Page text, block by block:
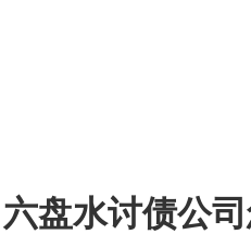
六盘水讨债公